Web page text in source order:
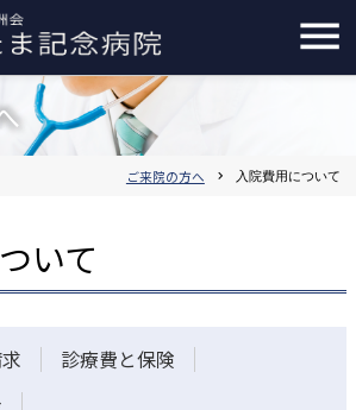
ご来院の方へ chevron_right 入院費用について
いて
診療費と保険